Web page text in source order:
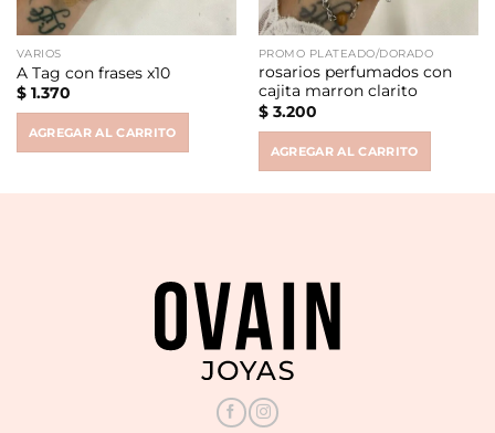
VARIOS
A Tag con frases x10
$1.370
AGREGAR AL CARRITO
PROMO PLATEADO/DORADO
rosarios perfumados con
cajita marron clarito
$3.200
AGREGAR AL CARRITO